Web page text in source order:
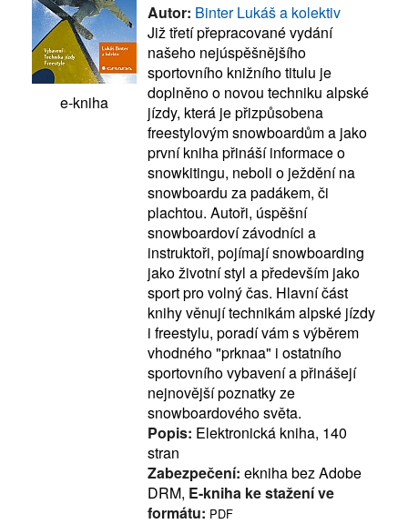
e-kniha
Autor: Binter Lukáš a kolektiv
Již třetí přepracované vydání
našeho nejúspěšnějšího
sportovního knižního titulu je
doplněno o novou techniku alpské
jízdy, která je přizpůsobena
freestylovým snowboardům a jako
první kniha přináší informace o
snowkitingu, neboli o ježdění na
snowboardu za padákem, či
plachtou. Autoři, úspěšní
snowboardoví závodníci a
instruktoři, pojímají snowboarding
jako životní styl a především jako
sport pro volný čas. Hlavní část
knihy věnují technikám alpské jízdy
i freestylu, poradí vám s výběrem
vhodného "prknaa" i ostatního
sportovního vybavení a přinášejí
nejnovější poznatky ze
snowboardového světa.
Popis: Elektronická kniha, 140
stran
Zabezpečení: ekniha bez Adobe
DRM, E-kniha ke stažení ve
formátu: PDF